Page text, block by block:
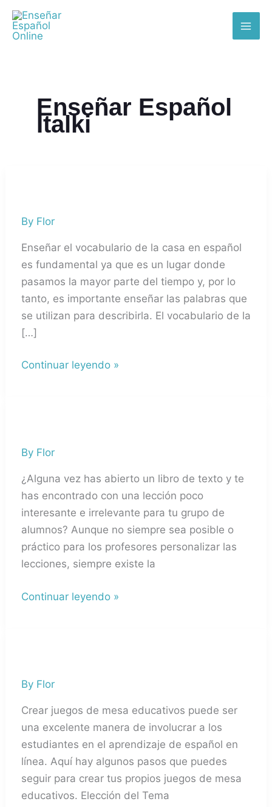
Skip
content
Enseñar Español
Italki
By Flor
Enseñar el vocabulario de la casa en español
es fundamental ya que es un lugar donde
pasamos la mayor parte del tiempo y, por lo
tanto, es importante enseñar las palabras que
se utilizan para describirla. El vocabulario de la
[…]
vocabulario
de
y
partes
en
Continuar leyendo »
By Flor
¿Alguna vez has abierto un libro de texto y te
has encontrado con una lección poco
interesante e irrelevante para tu grupo de
alumnos? Aunque no siempre sea posible o
práctico para los profesores personalizar las
lecciones, siempre existe la
de
español
sin
usar
libros
Continuar leyendo »
By Flor
Crear juegos de mesa educativos puede ser
una excelente manera de involucrar a los
estudiantes en el aprendizaje de español en
línea. Aquí hay algunos pasos que puedes
seguir para crear tus propios juegos de mesa
educativos. Elección del Tema
juegos
de
las
clases
de